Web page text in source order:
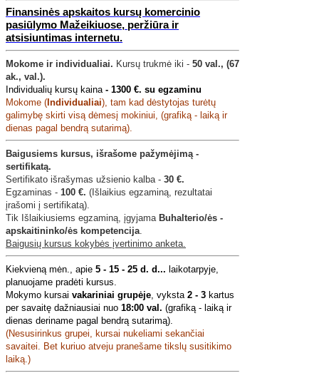
Finansinės apskaitos kursų komercinio
pasiūlymo Mažeikiuose, peržiūra ir
atsisiuntimas internetu.
Mokome ir individualiai. Kursų trukmė iki - 50 val., (67
ak., val.).
Individualių kursų kaina - 1300 €. su egzaminu
Mokome (Individualiai), tam kad dėstytojas turėtų
galimybę skirti visą dėmesį mokiniui, (grafiką - laiką ir
dienas pagal bendrą sutarimą).
Baigusiems kursus, išrašome pažymėjimą -
sertifikatą.
Sertifikato išrašymas užsienio kalba - 30 €.
Egzaminas - 100 €. (Išlaikius egzaminą, rezultatai
įrašomi į sertifikatą).
Tik Išlaikiusiems egzaminą, įgyjama Buhalterio/ės -
apskaitininko/ės kompetencija
Baigusių kursus kokybės įvertinimo anketa.
Kiekvieną mėn., apie 5 - 15 - 25 d. d... laikotarpyje,
planuojame pradėti kursus.
Mokymo kursai vakariniai grupėje , vyksta 2 - 3 kartus
per savaitę dažniausiai nuo 18:00 val. (grafiką - laiką ir
dienas deriname pagal bendrą sutarimą).
(Nesusirinkus grupei, kursai nukeliami sekančiai
savaitei. Bet kuriuo atveju pranešame tikslų susitikimo
laiką.)